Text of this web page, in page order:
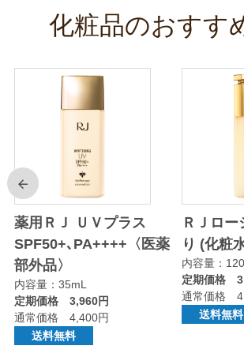
化粧品のおすす
前
薬用ＲＪ ＵＶプラス
SPF50+､PA++++〈医薬
部外品〉
内容量：35mL
定期価格 3,960円
通常価格 4,400円
送料無料
ＲＪロ
り (化粧
内容量：
定期価格
通常価格
送料無料